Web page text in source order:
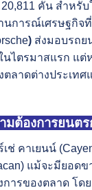
คัน สำหรับ
นการณ์เศรษฐกิจ
)ส่งมอบรถย
นไตรมาสแรก แต่
ตลาดต่างประเท
มต้องการยนต
เช่ คาเยนน์
แม้จะมียอด
การของตลาด โด